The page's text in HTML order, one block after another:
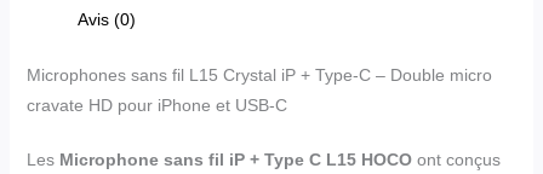
Avis (0)
Microphones sans fil L15 Crystal iP + Type-C – Double micro
cravate HD pour iPhone et USB-C
Les Microphone sans fil iP + Type C L15 HOCOont conçus